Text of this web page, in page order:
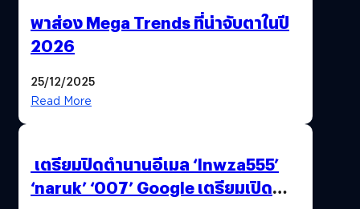
พาส่อง Mega Trends ที่น่าจับตาในปี
2026
25/12/2025
Read More
เตรียมปิดตำนานอีเมล ‘lnwza555’
‘naruk’ ‘007’ Google เตรียมเปิด